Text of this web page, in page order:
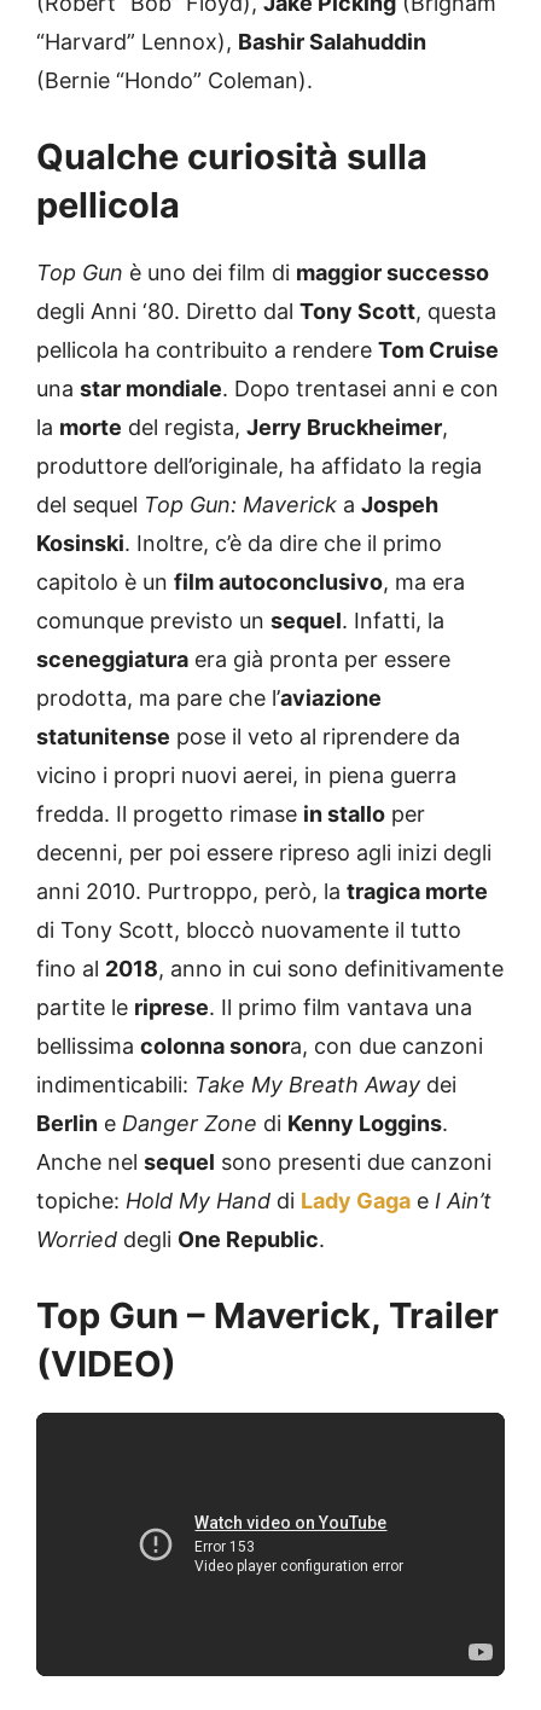
“Harvard” Lennox), Bashir Salahuddin
(Bernie “Hondo” Coleman).
Qualche curiosità sulla
pellicola
Top Gun è uno dei film di maggior successo
degli Anni ‘80. Diretto dal Tony Scott, questa
pellicola ha contribuito a rendere Tom Cruise
una star mondiale. Dopo trentasei anni e con
la morte del regista, Jerry Bruckheimer,
produttore dell’originale, ha affidato la regia
del sequel Top Gun: Maverick a Jospeh
Kosinski. Inoltre, c’è da dire che il primo
capitolo è un film autoconclusivo, ma era
comunque previsto un sequel. Infatti, la
sceneggiatura era già pronta per essere
prodotta, ma pare che l’aviazione
statunitense pose il veto al riprendere da
vicino i propri nuovi aerei, in piena guerra
fredda. Il progetto rimase in stallo per
decenni, per poi essere ripreso agli inizi degli
anni 2010. Purtroppo, però, la tragica morte
di Tony Scott, bloccò nuovamente il tutto
fino al 2018, anno in cui sono definitivamente
partite le riprese. Il primo film vantava una
bellissima colonna sonora, con due canzoni
indimenticabili: Take My Breath Away dei
Berlin e Danger Zone di Kenny Loggins.
Anche nel sequel sono presenti due canzoni
topiche: Hold My Hand di Lady Gaga e I Ain’t
Worried degli One Republic.
Top Gun – Maverick, Trailer
(VIDEO)